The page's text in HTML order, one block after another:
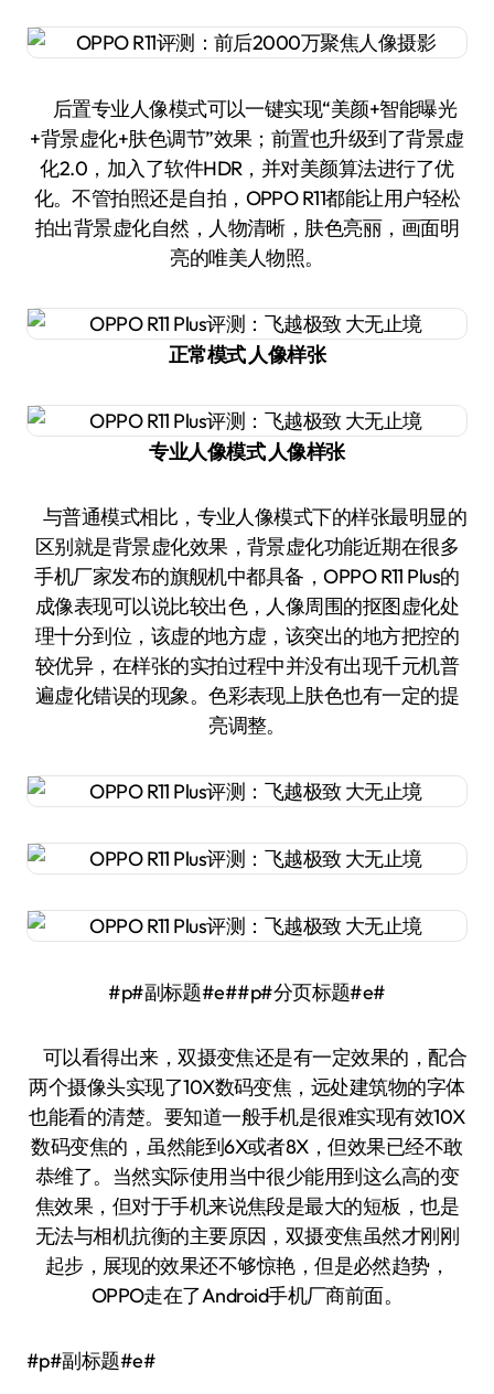
后置专业人像模式可以一键实现“美颜+智能曝光
+背景虚化+肤色调节”效果；前置也升级到了背景虚
化2.0，加入了软件HDR，并对美颜算法进行了优
化。不管拍照还是自拍，OPPO R11都能让用户轻松
拍出背景虚化自然，人物清晰，肤色亮丽，画面明
亮的唯美人物照。
正常模式 人像样张
专业人像模式 人像样张
与普通模式相比，专业人像模式下的样张最明显的
区别就是背景虚化效果，背景虚化功能近期在很多
手机厂家发布的旗舰机中都具备，OPPO R11 Plus的
成像表现可以说比较出色，人像周围的抠图虚化处
理十分到位，该虚的地方虚，该突出的地方把控的
较优异，在样张的实拍过程中并没有出现千元机普
遍虚化错误的现象。色彩表现上肤色也有一定的提
亮调整。
#p#副标题#e##p#分页标题#e#
可以看得出来，双摄变焦还是有一定效果的，配合
两个摄像头实现了10X数码变焦，远处建筑物的字体
也能看的清楚。要知道一般手机是很难实现有效10X
数码变焦的，虽然能到6X或者8X，但效果已经不敢
恭维了。当然实际使用当中很少能用到这么高的变
焦效果，但对于手机来说焦段是最大的短板，也是
无法与相机抗衡的主要原因，双摄变焦虽然才刚刚
起步，展现的效果还不够惊艳，但是必然趋势，
OPPO走在了Android手机厂商前面。
#p#副标题#e#